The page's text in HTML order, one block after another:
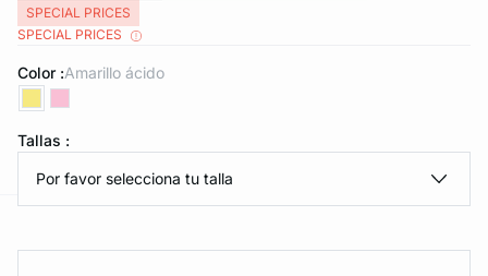
DE PANTIES
ahora
SPECIAL PRICES
SPECIAL PRICES
Color : amarillo ácido
Tallas :
Por favor selecciona tu talla